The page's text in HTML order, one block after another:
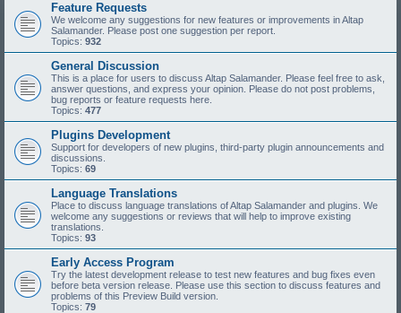
Feature Requests
We welcome any suggestions for new features or improvements in Altap
Salamander. Please post one suggestion per report.
Topics: 932
General Discussion
This is a place for users to discuss Altap Salamander. Please feel free to ask,
answer questions, and express your opinion. Please do not post problems,
bug reports or feature requests here.
Topics: 477
Plugins Development
Support for developers of new plugins, third-party plugin announcements and
discussions.
Topics: 69
Language Translations
Place to discuss language translations of Altap Salamander and plugins. We
welcome any suggestions or reviews that will help to improve existing
translations.
Topics: 93
Early Access Program
Try the latest development release to test new features and bug fixes even
before beta version release. Please use this section to discuss features and
problems of this Preview Build version.
Topics: 79